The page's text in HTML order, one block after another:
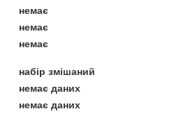
немає
немає
немає
набір змішаний
немає даних
немає даних